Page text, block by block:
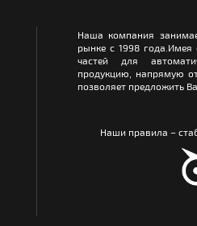
Наша компания
рынке с 1998
частей для
продукцию, напрямую
позволяет предложить
Наши правила –